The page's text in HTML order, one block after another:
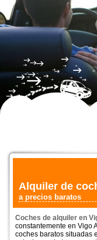
Alquiler de
a precios baratos
Coches de alquiler en
constantemente en Vigo
coches baratos situadas